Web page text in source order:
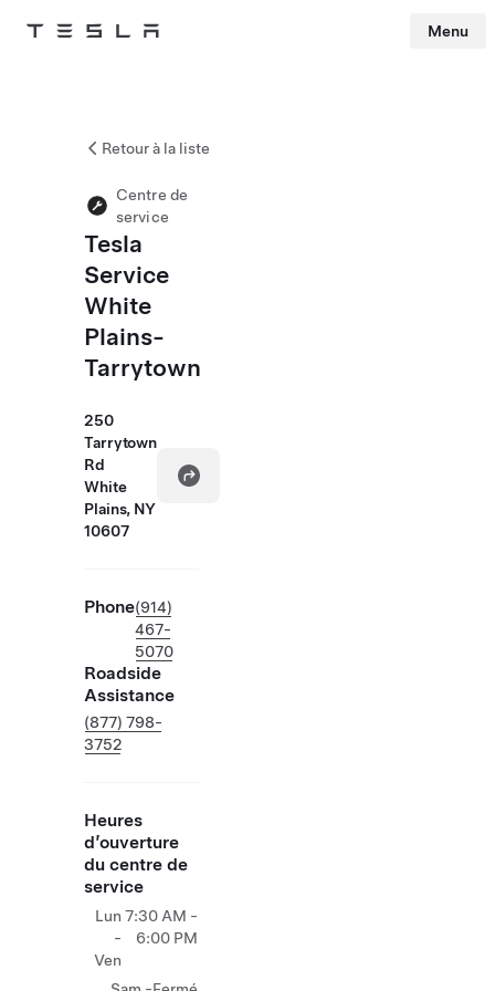
Tesla Menu
Retour à la liste
Centre de
service
Tesla
Service
White
Plains-
Tarrytown
250
Tarrytown
Rd
White
Plains, NY
10607
Phone(914)
467-
5070
Roadside
Assistance
(877) 798-
3752
Heures
d’ouverture
du centre de
service
Lun
-
Ven
7:30 AM -
6:00 PM